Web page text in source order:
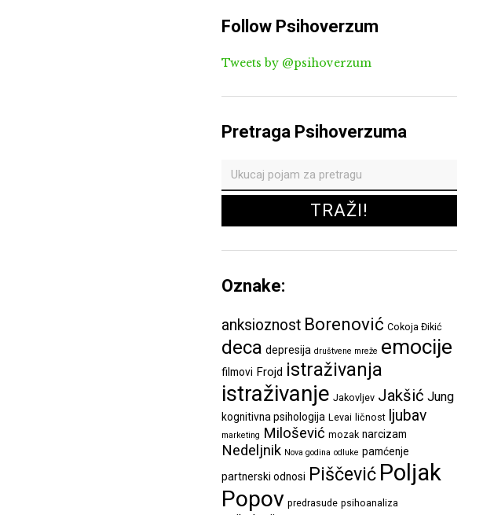
Follow Psihoverzum
Tweets by @psihoverzum
Pretraga Psihoverzuma
Oznake:
anksioznost Borenović Cokoja Đikić
deca depresija društvene mreže emocije
filmovi Frojd istraživanja
istraživanje Jakovljev Jakšić Jung
kognitivna psihologija Levai ličnost ljubav
marketing Milošević mozak narcizam
Nedeljnik Nova godina odluke pamćenje
partnerski odnosi Piščević Poljak
Popov predrasude psihoanaliza